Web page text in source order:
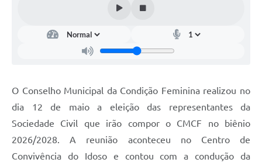
O Conselho Municipal da Condição Feminina realizou no
dia 12 de maio a eleição das representantes da
Sociedade Civil que irão compor o CMCF no biênio
2026/2028. A reunião aconteceu no Centro de
Convivência do Idoso e contou com a condução da